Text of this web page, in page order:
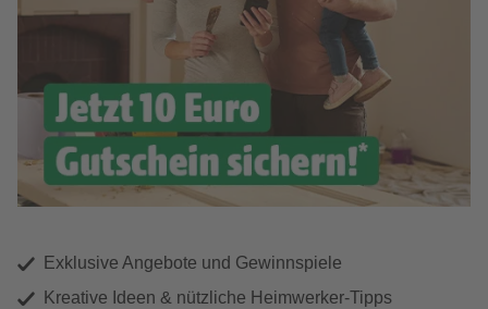
Exklusive Angebote und Gewinnspiele
Kreative Ideen & nützliche Heimwerker-Tipps